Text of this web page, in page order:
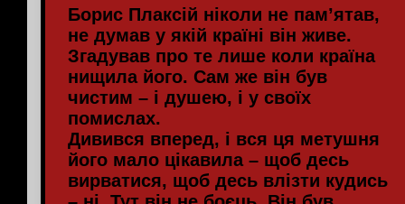
Борис Плаксій ніколи не пам’ятав,
не думав у якій країні він живе.
Згадував про те лише коли країна
нищила його. Сам же він був
чистим – і душею, і у своїх
помислах.
Дивився вперед, і вся ця метушня
його мало цікавила – щоб десь
вирватися, щоб десь влізти кудись